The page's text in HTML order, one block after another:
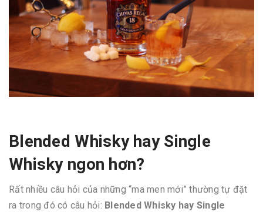
Blended Whisky hay Single
Whisky ngon hơn?
Rất nhiều câu hỏi của những “ma men mới” thường tự đặt
ra trong đó có câu hỏi: Blended Whisky hay Single